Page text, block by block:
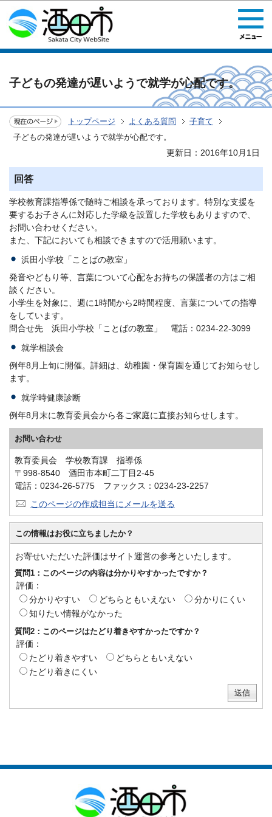
このページの本文へ移動
子どもの発達が遅いようで就学が心配です。
トップページ よくある質問
子育て
子どもの発達が遅いようで就学が心配です。
更新日：2016年10月1日
回答
学校教育課指導係で随時ご相談を承っております。特別な支援を
要するお子さんに対応した学級を設置した学校もありますので、
お問い合わせください。
また、下記においても相談できますので活用願います。
浜田小学校「ことばの教室」
発音やどもり等、言葉について心配をお持ちの保護者の方はご相
談ください。
小学生を対象に、週に1時間から2時間程度、言葉についての指導
をしています。
問合せ先 浜田小学校「ことばの教室」 電話：0234-22-3099
就学相談会
例年8月上旬に開催。詳細は、幼稚園・保育園を通じてお知らせし
ます。
就学時健康診断
例年8月末に教育委員会から各ご家庭に直接お知らせします。
お問い合わせ
教育委員会 学校教育課 指導係
〒998-8540 酒田市本町二丁目2-45
電話：0234-26-5775 ファックス：0234-23-2257
このページの作成担当にメールを送る
この情報はお役に立ちましたか？
お寄せいただいた評価はサイト運営の参考といたします。
質問1：このページの内容は分かりやすかったですか？
評価：
分かりやすい
どちらともいえない
分かりにくい
知りたい情報がなかった
質問2：このページはたどり着きやすかったですか？
評価：
たどり着きやすい
どちらともいえない
たどり着きにくい